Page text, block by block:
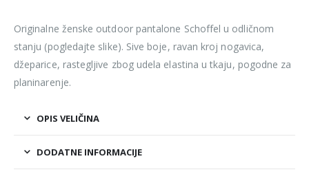
Originalne ženske outdoor pantalone Schoffel u odličnom
stanju (pogledajte slike). Sive boje, ravan kroj nogavica,
džeparice, rastegljive zbog udela elastina u tkaju, pogodne za
planinarenje.
OPIS VELIČINA
DODATNE INFORMACIJE